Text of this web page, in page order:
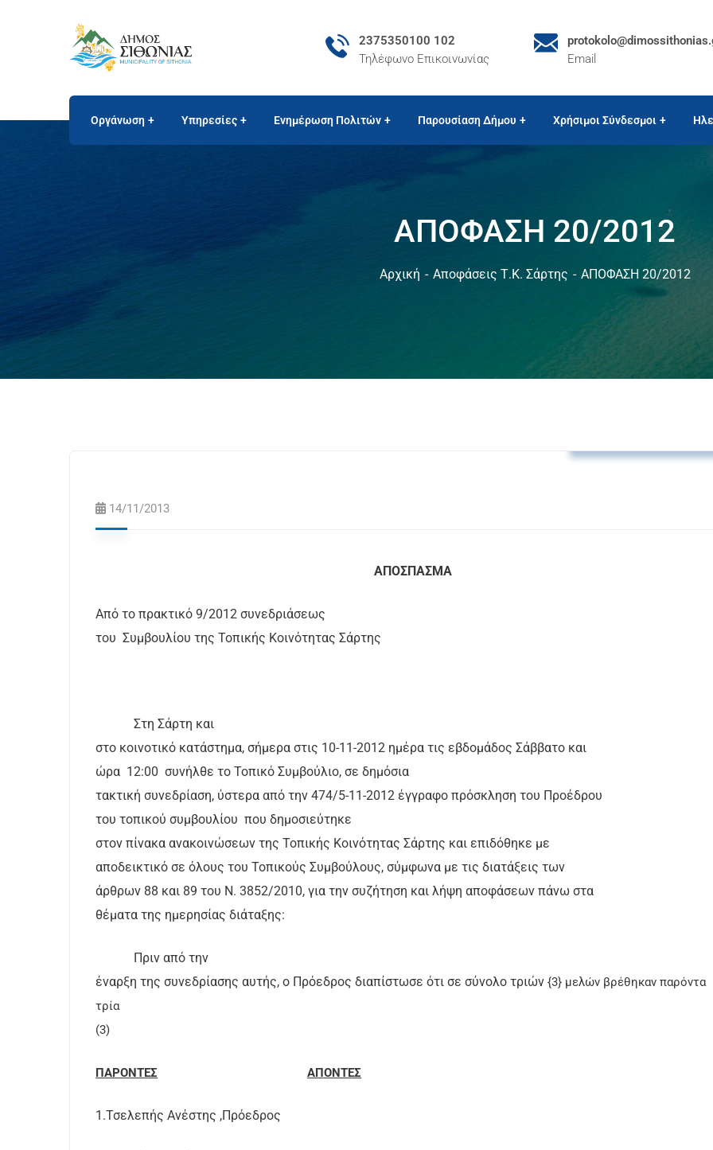
2375350100 102
Τηλέφωνο Επικοινωνίας
Email
Οργάνωση Υπηρεσίες Ενημέρωση Πολιτών Παρουσίαση Δήμου Χρήσιμοι Σύνδεσμοι
ΑΠΟΦΑΣΗ 20/2012
Αρχική Αποφάσεις Τ.Κ. Σάρτης ΑΠΟΦΑΣΗ 20/2012
14/11/2013
ΑΠΟΣΠΑΣΜΑ
Από το πρακτικό 9/2012 συνεδριάσεως
του Συμβουλίου της Τοπικής Κοινότητας Σάρτης
Στη Σάρτη και
στο κοινοτικό κατάστημα, σήμερα στις 10-11-2012 ημέρα τις εβδομάδος Σάββατο και
ώρα 12:00 συνήλθε το Τοπικό Συμβούλιο, σε δημόσια
τακτική συνεδρίαση, ύστερα από την 474/5-11-2012 έγγραφο πρόσκληση του Προέδρου
του τοπικού συμβουλίου που δημοσιεύτηκε
στον πίνακα ανακοινώσεων της Τοπικής Κοινότητας Σάρτης και επιδόθηκε με
αποδεικτικό σε όλους του Τοπικούς Συμβούλους, σύμφωνα με τις διατάξεις των
άρθρων 88 και 89 του Ν. 3852/2010, για την συζήτηση και λήψη αποφάσεων πάνω στα
θέματα της ημερησίας διάταξης:
Πριν από την
έναρξη της συνεδρίασης αυτής, ο Πρόεδρος διαπίστωσε ότι σε σύνολο τριών {3} μελών βρέθηκαν παρόντα
τρία
(3)
ΠΑΡΟΝΤΕΣ ΑΠΟΝΤΕΣ
1.Τσελεπής Ανέστης ,Πρόεδρος